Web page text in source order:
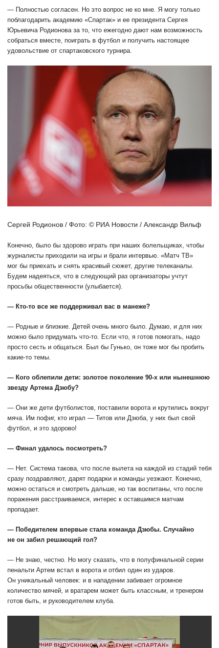
— Полностью согласен. Но это вопрос не ко мне. Я могу только
поблагодарить академию «Спартак» и ее президента Сергея
Юрьевича Родионова за то, что ежегодно дают нам возможность
собраться вместе, поиграть в футбол и получить настоящее
удовольствие от спартаковского турнира.
Сергей Родионов / Фото: © РИА Новости / Александр Вильф
Конечно, было бы здорово играть при наших болельщиках, чтобы
журналисты приходили на игры и брали интервью. «Матч ТВ»
мог бы приехать и снять красивый сюжет, другие телеканалы.
Будем надеяться, что в следующий раз организаторы учтут
просьбы общественности (улыбается).
— Кто-то все же поддерживал вас в манеже?
— Родные и близкие. Детей очень много было. Думаю, и для них
можно было придумать что-то. Если что, я готов помогать, надо
просто сесть и общаться. Был бы Гунько, он тоже мог бы пробить
какие-то темы.
— Кого облепили дети: золотое поколение 90-х или нынешнюю
звезду Артема Дзюбу?
— Они же дети футболистов, поставили ворота и крутились вокруг
мяча. Им пофиг, кто играл — Титов или Дзюба, у них был свой
футбол, и это здорово!
— Финал удалось посмотреть?
— Нет. Система такова, что после вылета на каждой из стадий тебя
сразу поздравляют, дарят подарки и команды уезжают. Конечно,
можно остаться и смотреть дальше, но так воспитаны, что после
поражения расстраиваемся, интерес к оставшимся матчам
пропадает.
— Победителем впервые стала команда Дзюбы. Случайно
не он забил решающий гол?
— Не знаю, честно. Но могу сказать, что в полуфинальной серии
пенальти Артем встал в ворота и отбил один из ударов.
Он уникальный человек: и в нападении забивает огромное
количество мячей, и вратарем может быть классным, и тренером
готов быть, и руководителем клуба.